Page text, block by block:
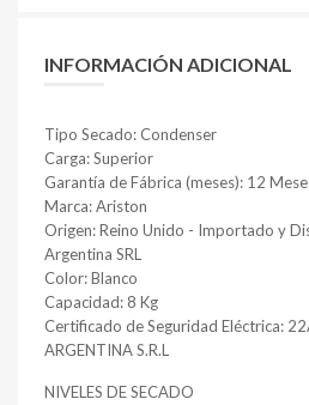
INFORMACIÓN ADICIONAL
Tipo Secado: Condenser
Carga: Superior
Garantía de Fábrica (meses): 12
Marca: Ariston
Origen: Reino Unido - Importado y
Argentina SRL
Color: Blanco
Capacidad: 8 Kg
Certificado de Seguridad Eléctrica:
ARGENTINA S.R.L
NIVELES DE SECADO